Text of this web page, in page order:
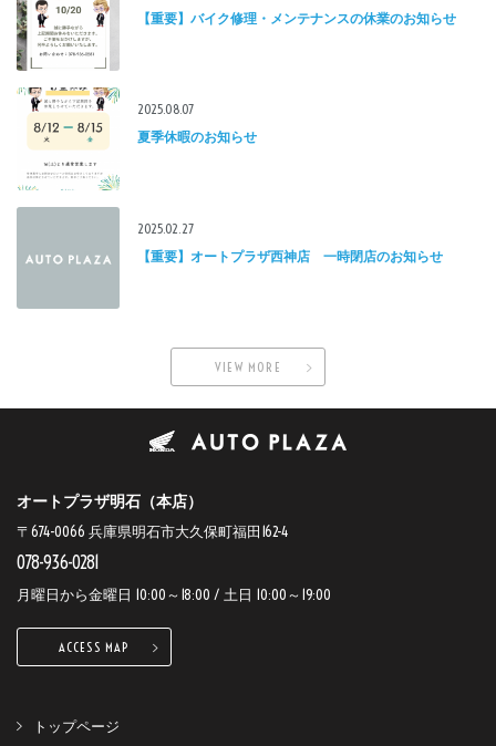
【重要】バイク修理・メンテナンスの休業のお知らせ
2025.08.07
夏季休暇のお知らせ
2025.02.27
【重要】オートプラザ西神店 一時閉店のお知らせ
VIEW MORE
オートプラザ明石（本店）
〒674-0066 兵庫県明石市大久保町福田162-4
078-936-0281
月曜日から金曜日 10:00～18:00 / 土日 10:00～19:00
ACCESS MAP
トップページ